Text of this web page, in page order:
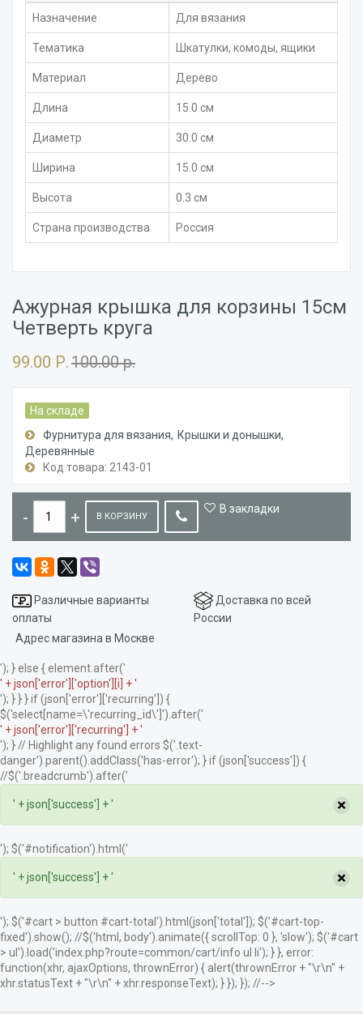
Назначение Для вязания
Тематика Шкатулки, комоды, ящики
Материал Дерево
Длина 15.0 см
Диаметр 30.0 см
Ширина 15.0 см
Высота 0.3 см
Страна производства Россия
Ажурная крышка для корзины 15см
Четверть круга
99.00 Р.100.00 р.
На складе
Фурнитура для вязания
Крышки и донышки
Деревянные
Код товара: 2143-01
В КОРЗИНУ
В закладки
Различные варианты
оплаты
Доставка по всей
России
Адрес магазина в Москве
'); } else { element.after('
' + json['error']['option'][i] + '
'); } } } if (json['error']['recurring']) {
$('select[name=\'recurring_id\']').after('
' + json['error']['recurring'] + '
'); } // Highlight any found errors $('.text-
danger').parent().addClass('has-error'); } if (json['success']) {
//$('.breadcrumb').after('
' + json['success'] + ' ×
'); $('#notification').html('
' + json['success'] + ' ×
'); $('#cart > button #cart-total').html(json['total']); $('#cart-top-
fixed').show(); //$('html, body').animate({ scrollTop: 0 }, 'slow'); $('#cart
> ul').load('index.php?route=common/cart/info ul li'); } }, error:
function(xhr, ajaxOptions, thrownError) { alert(thrownError + "\r\n" +
xhr.statusText + "\r\n" + xhr.responseText); } }); }); //-->